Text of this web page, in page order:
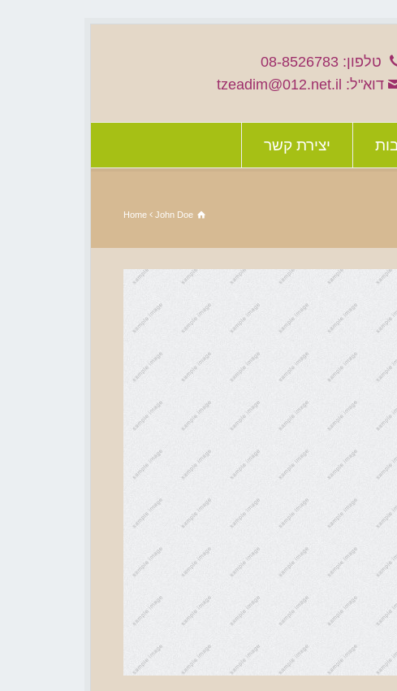
טלפון: 08-8526783
דוא"ל: tzeadim@012.net.il
יצירת קשר
Home John Doe